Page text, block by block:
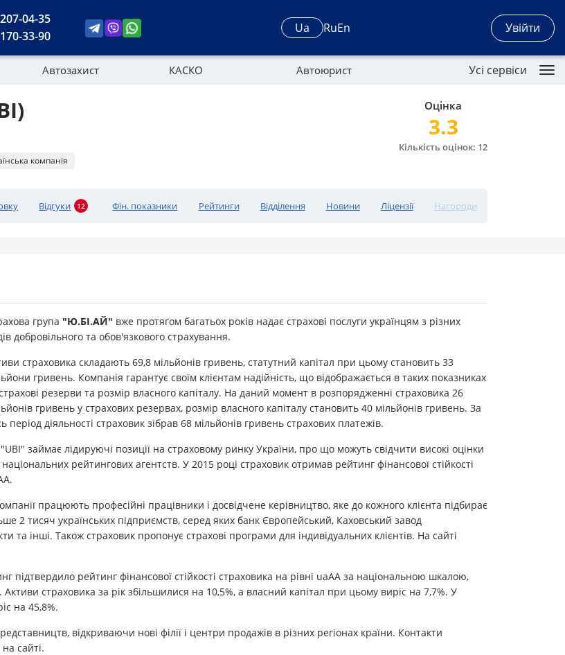
04-35
33-90
Ua RuEn Увійти
Автозахист КАСКО Автоюрист Усі сервіси
компанія
Оцінка
3.3
Кількість оцінок: 12
Відгуки 12 Фін. показники Рейтинги Відділення Новини Ліцензії Нагороди
група "Ю.БІ.АЙ" вже протягом багатьох років надає страхові послуги українцям з різних
добровільного та обов'язкового страхування.
страховика складають 69,8 мільйонів гривень, статутний капітал при цьому становить 33
гривень. Компанія гарантує своїм клієнтам надійність, що відображається в таких показниках
резерви та розмір власного капіталу. На даний момент в розпорядженні страховика 26
гривень у страхових резервах, розмір власного капіталу становить 40 мільйонів гривень. За
період діяльності страховик зібрав 68 мільйонів гривень страхових платежів.
займає лідируючі позиції на страховому ринку України, про що можуть свідчити високі оцінки
національних рейтингових агентств. У 2015 році страховик отримав рейтинг фінансової стійкості
працюють професійні працівники і досвідчене керівництво, яке до кожного клієнта підбирає
2 тисяч українських підприємств, серед яких банк Європейський, Каховський завод
інші. Також страховик пропонує страхові програми для індивідуальних клієнтів. На сайті
підтвердило рейтинг фінансової стійкості страховика на рівні uaAA за національною шкалою,
Активи страховика за рік збільшилися на 10,5%, а власний капітал при цьому виріс на 7,7%. У
на 45,8%.
відкриваючи нові філії і центри продажів в різних регіонах країни. Контакти
сайті.